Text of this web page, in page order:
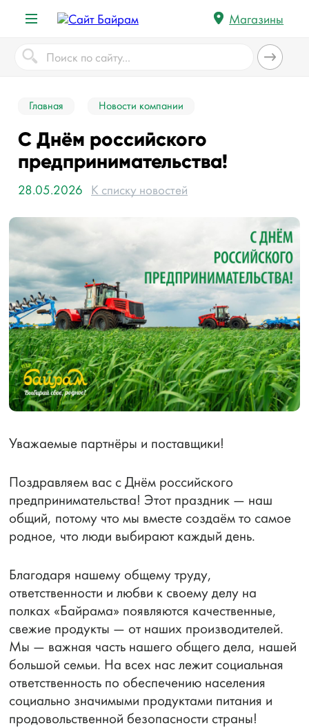
Магазины
Главная Новости компании
С Днём российского
предпринимательства!
28.05.2026 К списку новостей
Уважаемые партнёры и поставщики!
Поздравляем вас с Днём российского
предпринимательства! Этот праздник — наш
общий, потому что мы вместе создаём то самое
родное, что люди выбирают каждый день.
Благодаря нашему общему труду,
ответственности и любви к своему делу на
полках «Байрама» появляются качественные,
свежие продукты — от наших производителей.
Мы — важная часть нашего общего дела, нашей
большой семьи. На всех нас лежит социальная
ответственность по обеспечению населения
социально значимыми продуктами питания и
продовольственной безопасности страны!